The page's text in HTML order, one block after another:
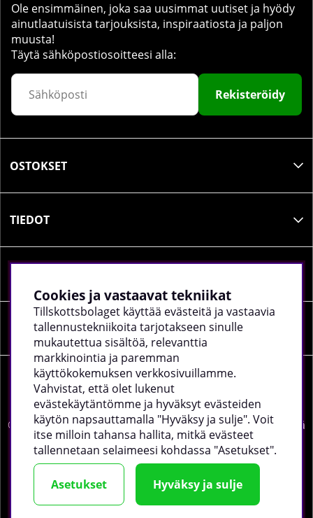
Ole ensimmäinen, joka saa uusimmat uutiset ja hyödy
ainutlaatuisista tarjouksista, inspiraatiosta ja paljon
muusta!
Täytä sähköpostiosoitteesi alla:
Rekisteröidy
OSTOKSET
TIEDOT
YRITYKSEN TIEDOT
© 2026 tillskottsbolaget.fi. Käytämme evästeitä -lue lisää
täältä.
Cookies ja vastaavat tekniikat
Tillskottsbolaget käyttää evästeitä ja vastaavia
tallennustekniikoita tarjotakseen sinulle
mukautettua sisältöä, relevanttia
markkinointia ja paremman
käyttökokemuksen verkkosivuillamme.
Vahvistat, että olet lukenut
evästekäytäntömme ja hyväksyt evästeiden
käytön napsauttamalla "Hyväksy ja sulje". Voit
itse milloin tahansa hallita, mitkä evästeet
tallennetaan selaimeesi kohdassa "Asetukset".
Asetukset Hyväksy ja sulje